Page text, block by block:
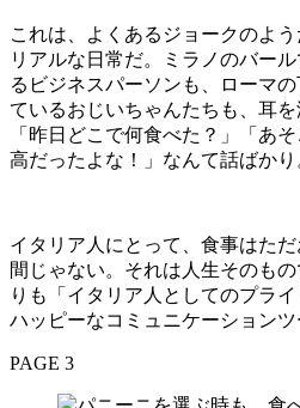
これは、よくあるジョークのよ
リアルな日常だ。ミラノのバー
るビジネスパーソンも、ローマ
ているおじいちゃんたちも、耳
「昨日どこで何食べた？」「あ
高だったよな！」なんて話ばかり
イタリア人にとって、食事はた
間じゃない。それは人生そのも
りも「イタリア人としてのプラ
ハッピーなコミュニケーションツ
PAGE 3